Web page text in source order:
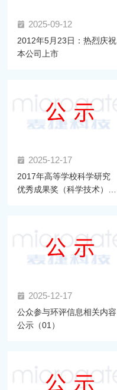
2025-09-12
2012年5月23日：热烈庆祝
本公司上市
2025-12-17
2017年高等学校科学研究
优秀成果奖（科学技术）推
2025-12-17
公众参与环评信息相关内容
公示（01）